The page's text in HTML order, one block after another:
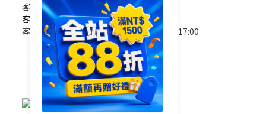
客服電話 / 0965-825-178
客服信箱 / service@e15.com.tw
客服時間 / 週一至週五09:00~12:00/13:00~17:00
(國定假日除外)